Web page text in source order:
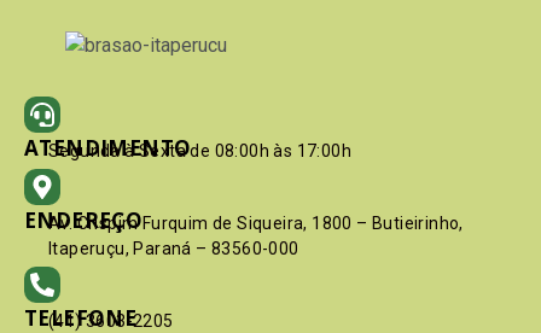
ATENDIMENTO
Segunda à Sexta de 08:00h às 17:00h
ENDEREÇO
Av. Crispim Furquim de Siqueira, 1800 – Butieirinho,
Itaperuçu, Paraná – 83560-000
TELEFONE
(41) 3603-2205